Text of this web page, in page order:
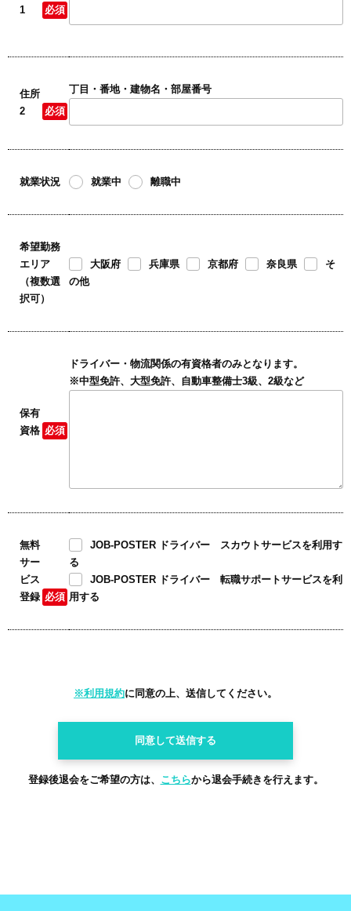
1
必須
住所
2
必須
丁目・番地・建物名・部屋番号
就業状況 就業中 離職中
希望勤務
エリア
（複数選
択可）
大阪府 兵庫県 京都府 奈良県
そ
の他
保有
資格 必須
ドライバー・物流関係の有資格者のみとなります。
※中型免許、大型免許、自動車整備士3級、2級など
無料
サー
ビス
登録 必須
JOB-POSTER ドライバー スカウトサービスを利用す
る
JOB-POSTER ドライバー 転職サポートサービスを利
用する
※利用規約に同意の上、送信してください。
登録後退会をご希望の方は、 こちらから退会手続きを行えます。